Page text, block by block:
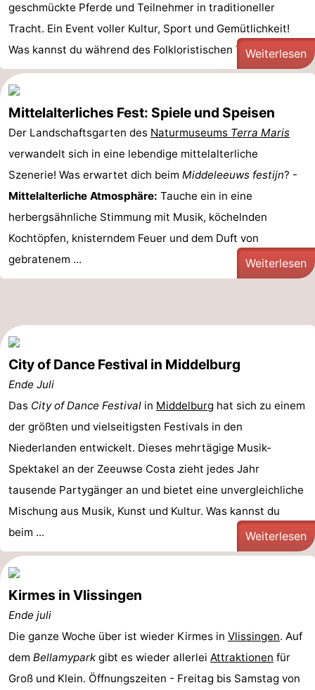
geschmückte Pferde und Teilnehmer in traditioneller
Tracht. Ein Event voller Kultur, Sport und Gemütlichkeit!
Was kannst du während des Folkloristischen Tags in ...
Weiterlesen
Mittelalterliches Fest: Spiele und Speisen
Der Landschaftsgarten des Naturmuseums Terra Maris
verwandelt sich in eine lebendige mittelalterliche
Szenerie! Was erwartet dich beim Middeleeuws festijn? -
Mittelalterliche Atmosphäre: Tauche ein in eine
herbergsähnliche Stimmung mit Musik, köchelnden
Kochtöpfen, knisterndem Feuer und dem Duft von
gebratenem ...
Weiterlesen
City of Dance Festival in Middelburg
Ende Juli
Das City of Dance Festival in Middelburg hat sich zu einem
der größten und vielseitigsten Festivals in den
Niederlanden entwickelt. Dieses mehrtägige Musik-
Spektakel an der Zeeuwse Costa zieht jedes Jahr
tausende Partygänger an und bietet eine unvergleichliche
Mischung aus Musik, Kunst und Kultur. Was kannst du
beim ...
Weiterlesen
Kirmes in Vlissingen
Ende juli
Die ganze Woche über ist wieder Kirmes in Vlissingen. Auf
dem Bellamypark gibt es wieder allerlei Attraktionen für
Groß und Klein. Öffnungszeiten - Freitag bis Samstag von